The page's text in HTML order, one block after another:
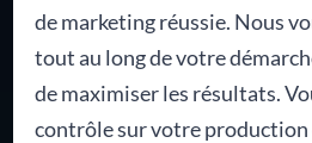
de marketing réussie. Nous
tout au long de votre
de maximiser les résultats.
contrôle sur votre production